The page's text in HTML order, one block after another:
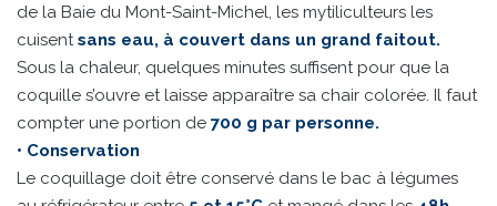
de la Baie du Mont-Saint-Michel, les mytiliculteurs les
cuisentsans eau, à couvert dans un grand faitout.
Sous la chaleur, quelques minutes suffisent pour que la
coquille s’ouvre et laisse apparaître sa chair colorée. Il faut
compter une portion de 700 g par personne.
• Conservation
Le coquillage doit être conservé dans le bac à légumes